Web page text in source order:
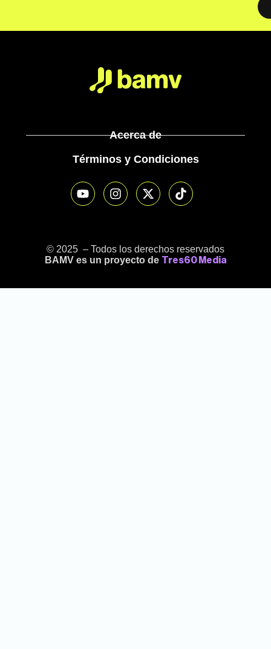
Acerca de
Términos y Condiciones
© 2025 – Todos los derechos reservados
BAMV es un proyecto de Tres60 Media